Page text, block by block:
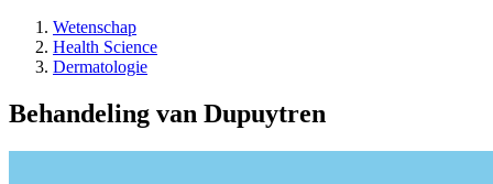
Wetenschap
Health Science
Dermatologie
Behandeling van Dupuytren